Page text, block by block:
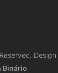
Design
Binário